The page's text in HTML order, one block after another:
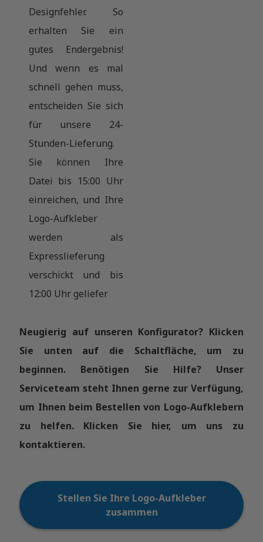
Designfehler. So
erhalten Sie ein
gutes Endergebnis!
Und wenn es mal
schnell gehen muss,
entscheiden Sie sich
für unsere 24-
Stunden-Lieferung.
Sie können Ihre
Datei bis 15:00 Uhr
einreichen, und Ihre
Logo-Aufkleber
werden als
Expresslieferung
verschickt und bis
12:00 Uhr geliefer
Neugierig auf unseren Konfigurator? Klicken
Sie unten auf die Schaltfläche, um zu
beginnen. Benötigen Sie Hilfe? Unser
Serviceteam steht Ihnen gerne zur Verfügung,
um Ihnen beim Bestellen von Logo-Aufklebern
zu helfen. Klicken Sie hier, um uns zu
kontaktieren.
Stellen Sie Ihre Logo-Aufkleber
zusammen